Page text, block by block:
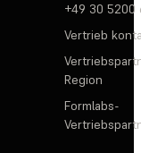
+49 30 5200
Vertrieb
Region
Formlabs-